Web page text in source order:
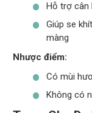
Hỗ trợ cân
Giúp se
màng
Nhược điểm:
Có mùi
Không có